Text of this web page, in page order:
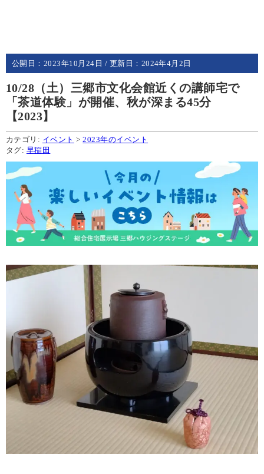
公開日： 2023年10月24日 / 更新日： 2024年4月2日
10/28（土）三郷市文化会館近くの講師宅で
「茶道体験」が開催、秋が深まる45分
【2023】
カテゴリ: イベント >2023年のイベント
タグ: 早稲田